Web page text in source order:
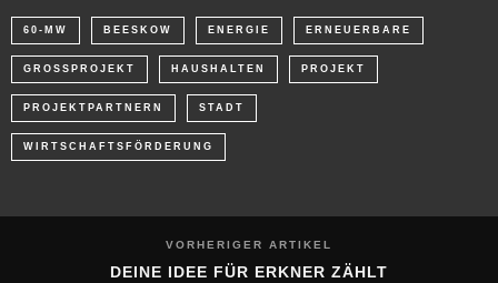
60-MW BEESKOW ENERGIE ERNEUERBARE
GROSSPROJEKT HAUSHALTEN PROJEKT
PROJEKTPARTNERN STADT
WIRTSCHAFTSFÖRDERUNG
VORHERIGER ARTIKEL
DEINE IDEE FÜR ERKNER ZÄHLT